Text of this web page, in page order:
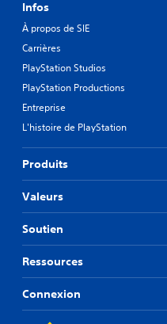
Infos
À propos de SIE
Carrières
PlayStation Studios
PlayStation Productions
Entreprise
L'histoire de PlayStation
Produits
Valeurs
Soutien
Ressources
Connexion